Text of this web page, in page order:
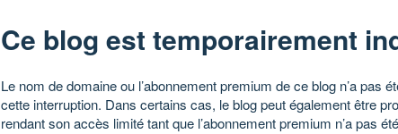
Ce blog est temporairement
Le nom de domaine ou l’abonnement premium de ce blog n’a pas
cette interruption. Dans certains cas, le blog peut également être
rendant son accès limité tant que l’abonnement premium n’a pas